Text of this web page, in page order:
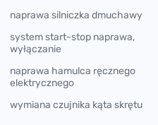
naprawa silniczka dmuchawy
system start-stop naprawa,
wyłączanie
naprawa hamulca ręcznego
elektrycznego
wymiana czujnika kąta skrętu